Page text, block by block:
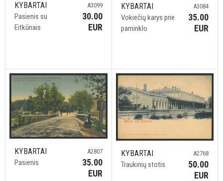
KYBARTAI
Pasienis su
Eitkūnais
A3099
30.00
EUR
KYBARTAI
Vokiečių karys prie
paminklo
A3084
35.00
EUR
KYBARTAI
Pasienis
A2807
35.00
EUR
KYBARTAI
Traukinių stotis
A2768
50.00
EUR